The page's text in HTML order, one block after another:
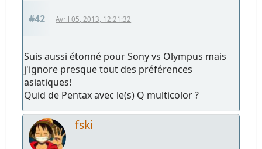
#42 Avril 05, 2013, 12:21:32
Suis aussi étonné pour Sony vs Olympus mais
j'ignore presque tout des préférences
asiatiques!
Quid de Pentax avec le(s) Q multicolor ?
fski